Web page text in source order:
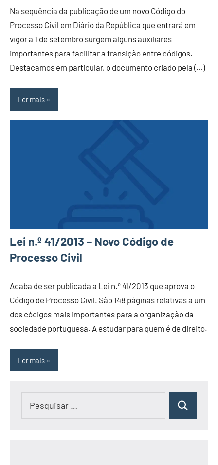
Na sequência da publicação de um novo Código do
Processo Civil em Diário da República que entrará em
vigor a 1 de setembro surgem alguns auxiliares
importantes para facilitar a transição entre códigos.
Destacamos em particular, o documento criado pela (…)
Ler mais
Lei n.º 41/2013 – Novo Código de
Processo Civil
Acaba de ser publicada a Lei n.º 41/2013 que aprova o
Código de Processo Civil. São 148 páginas relativas a um
dos códigos mais importantes para a organização da
sociedade portuguesa. A estudar para quem é de direito.
Ler mais
Pesquisar